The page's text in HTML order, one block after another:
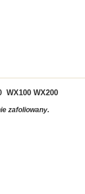
WX100 WX200
zafoliowany.